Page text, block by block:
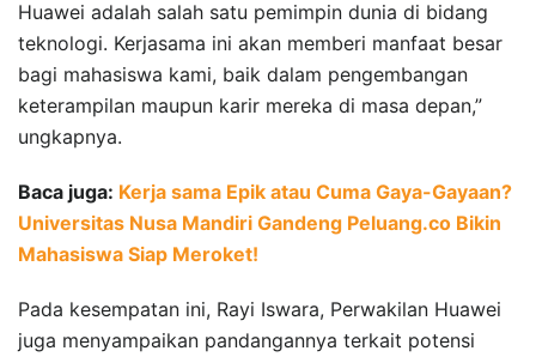
Huawei adalah salah satu pemimpin dunia di bidang
teknologi. Kerjasama ini akan memberi manfaat besar
bagi mahasiswa kami, baik dalam pengembangan
keterampilan maupun karir mereka di masa depan,”
ungkapnya.
Baca juga: Kerja sama Epik atau Cuma Gaya-Gayaan?
Universitas Nusa Mandiri Gandeng Peluang.co Bikin
Mahasiswa Siap Meroket!
Pada kesempatan ini, Rayi Iswara, Perwakilan Huawei
juga menyampaikan pandangannya terkait potensi